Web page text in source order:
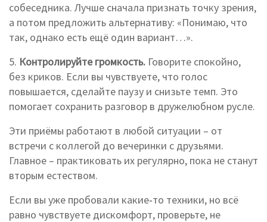
собеседника. Лучше сначала признать точку зрения,
а потом предложить альтернативу: «Понимаю, что
так, однако есть ещё один вариант…».
5. Контролируйте громкость. Говорите спокойно,
без криков. Если вы чувствуете, что голос
повышается, сделайте паузу и снизьте темп. Это
помогает сохранить разговор в дружелюбном русле.
Эти приёмы работают в любой ситуации – от
встречи с коллегой до вечеринки с друзьями.
Главное – практиковать их регулярно, пока не станут
вторым естеством.
Если вы уже пробовали какие‑то техники, но всё
равно чувствуете дискомфорт, проверьте, не